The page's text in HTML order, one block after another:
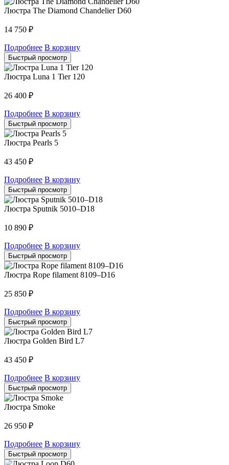
Люстра The Diamond Chandelier D60
14 750 ₽
Подробнее В корзину
Быстрый просмотр
Люстра Luna 1 Tier 120
26 400 ₽
Подробнее В корзину
Быстрый просмотр
Люстра Pearls 5
43 450 ₽
Подробнее В корзину
Быстрый просмотр
Люстра Sputnik 5010–D18
10 890 ₽
Подробнее В корзину
Быстрый просмотр
Люстра Rope filament 8109–D16
25 850 ₽
Подробнее В корзину
Быстрый просмотр
Люстра Golden Bird L7
43 450 ₽
Подробнее В корзину
Быстрый просмотр
Люстра Smoke
26 950 ₽
Подробнее В корзину
Быстрый просмотр